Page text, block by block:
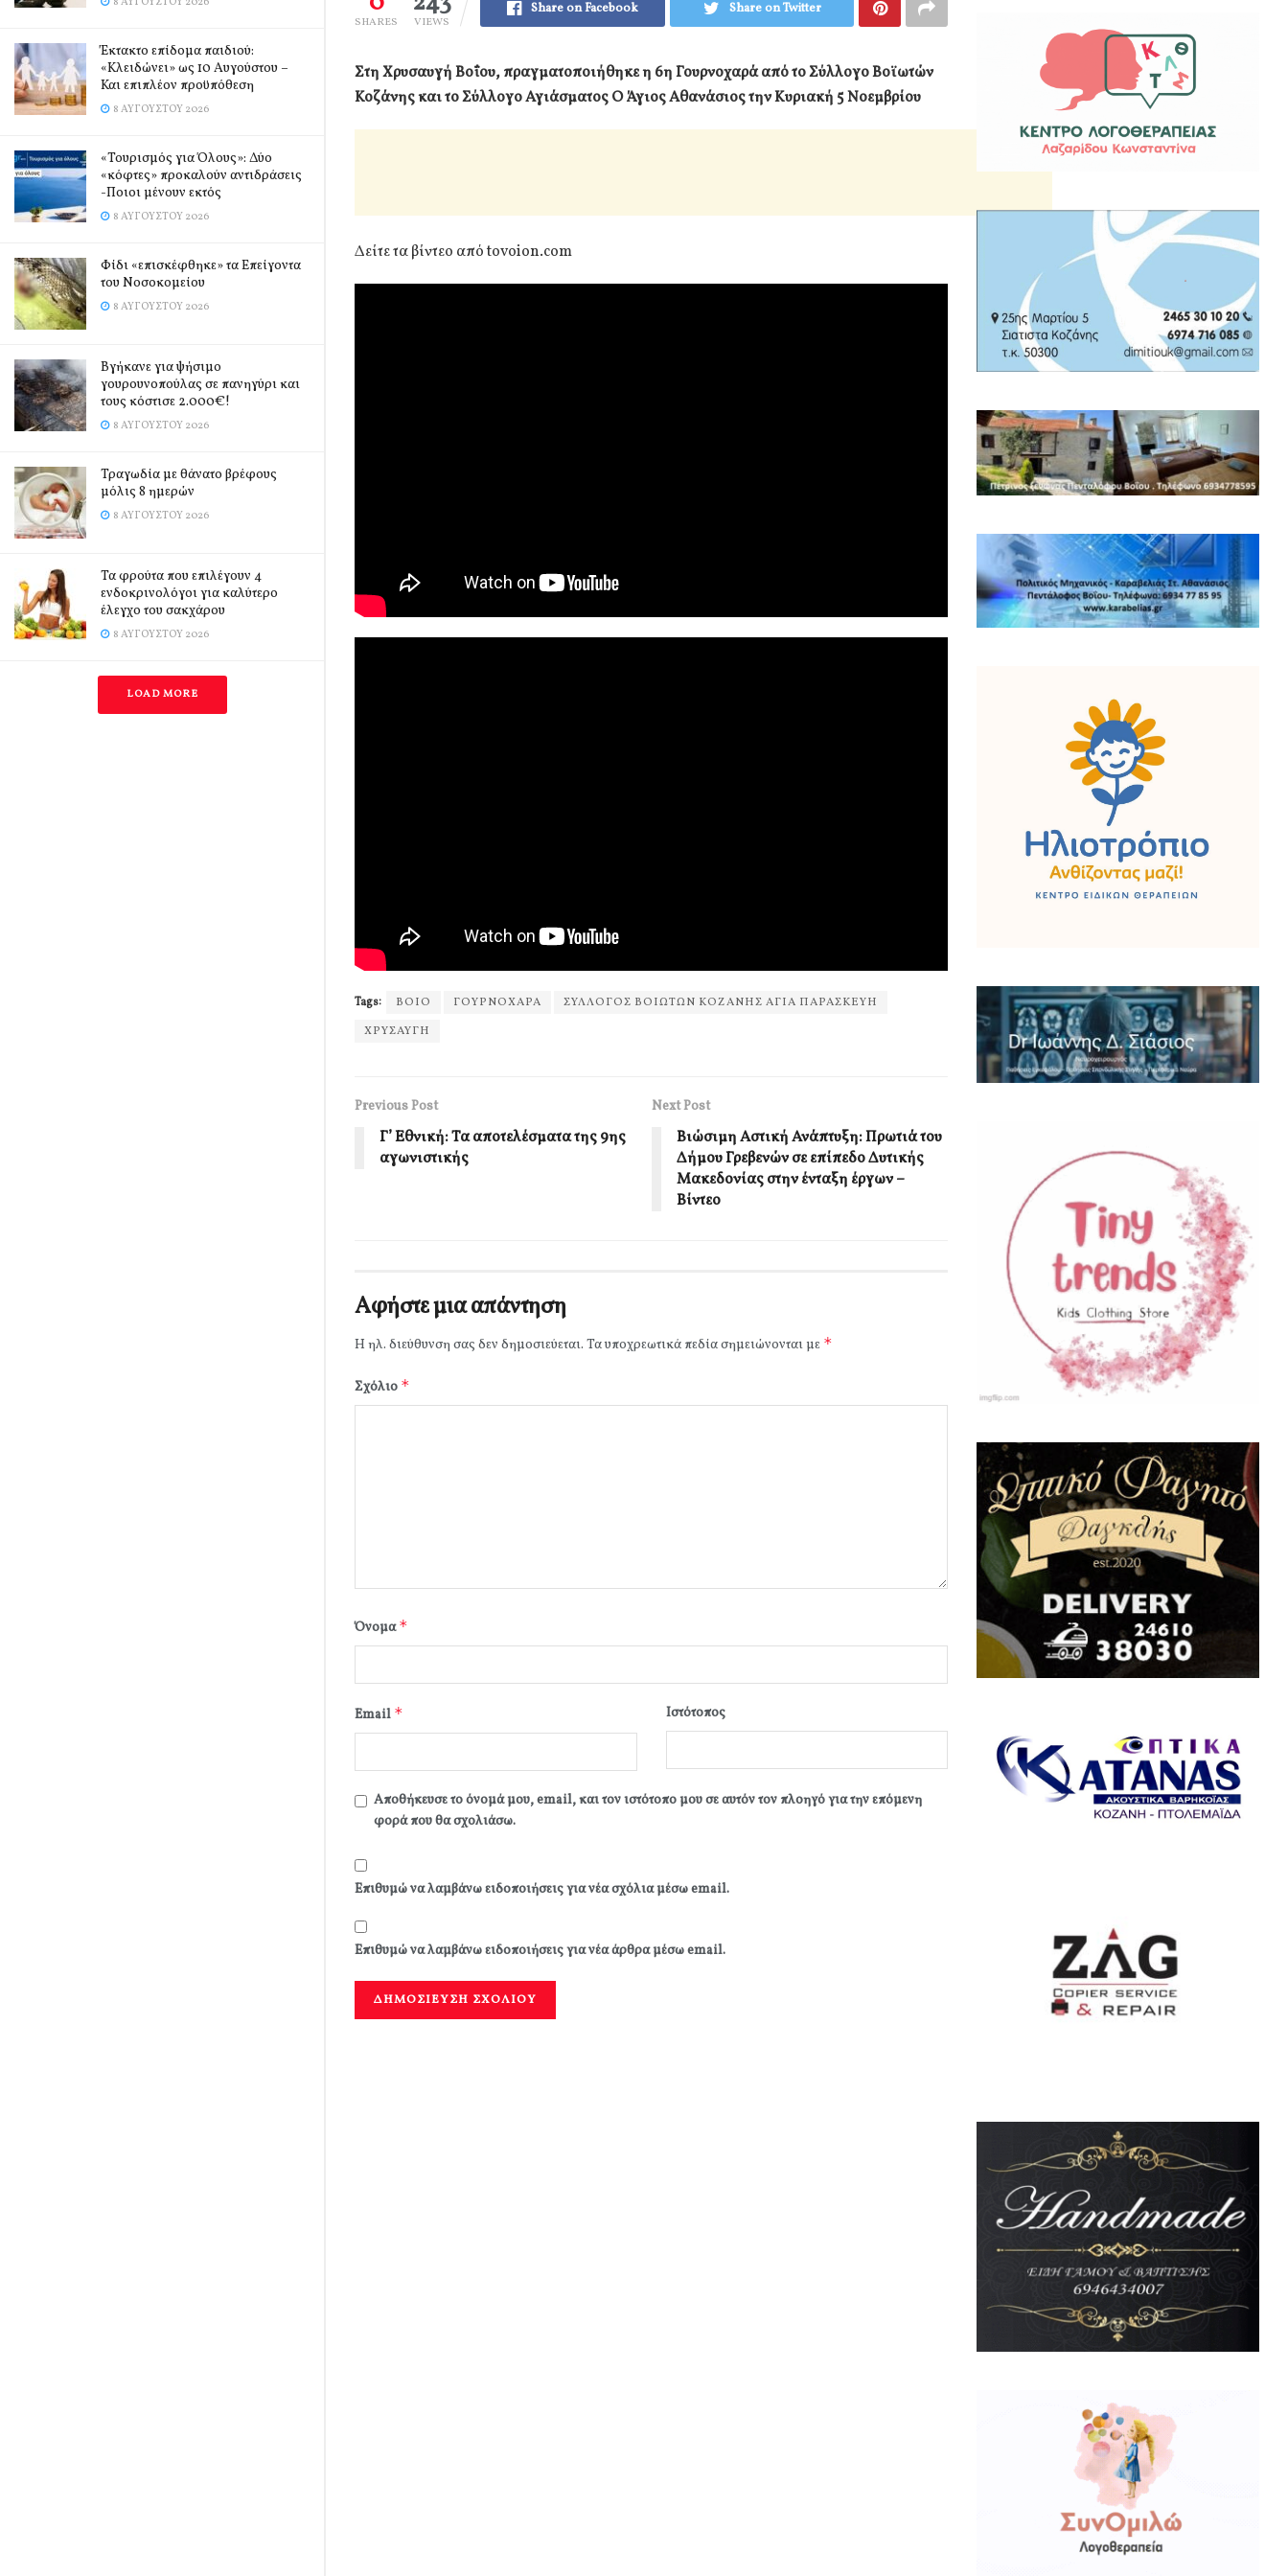
Έκτακτο επίδομα παιδιού:
«Κλειδώνει» ως 10 Αυγούστου –
Και επιπλέον προϋπόθεση
8 ΑΥΓΟΎΣΤΟΥ 2026
«Τουρισμός για Όλους»: Δύο
«κόφτες» προκαλούν αντιδράσεις
-Ποιοι μένουν εκτός
8 ΑΥΓΟΎΣΤΟΥ 2026
Φίδι «επισκέφθηκε» τα Επείγοντα
του Νοσοκομείου
8 ΑΥΓΟΎΣΤΟΥ 2026
Βγήκανε για ψήσιμο
γουρουνοπούλας σε πανηγύρι και
τους κόστισε 2.000€!
8 ΑΥΓΟΎΣΤΟΥ 2026
Τραγωδία με θάνατο βρέφους
μόλις 8 ημερών
8 ΑΥΓΟΎΣΤΟΥ 2026
Τα φρούτα που επιλέγουν 4
ενδοκρινολόγοι για καλύτερο
έλεγχο του σακχάρου
8 ΑΥΓΟΎΣΤΟΥ 2026
LOAD MORE
SHARES VIEWS
Share on Facebook Share on Twitter
Στη Χρυσαυγή Βοΐου, πραγματοποιήθηκε η 6η Γουρνοχαρά από το Σύλλογο Βοϊωτών
Κοζάνης και το Σύλλογο Αγιάσματος Ο Άγιος Αθανάσιος την Κυριακή 5 Νοεμβρίου
Δείτε τα βίντεο από tovoion.com
Tags: ΒΟΙΟ ΓΟΥΡΝΟΧΑΡΑ
ΣΥΛΛΟΓΟΣ ΒΟΙΩΤΩΝ ΚΟΖΑΝΗΣ ΑΓΙΑ ΠΑΡΑΣΚΕΥΗ
ΧΡΥΣΑΥΓΗ
Previous Post
Γ’ Εθνική: Τα αποτελέσματα της 9ης
αγωνιστικής
Next Post
Βιώσιμη Αστική Ανάπτυξη: Πρωτιά του
Δήμου Γρεβενών σε επίπεδο Δυτικής
Μακεδονίας στην ένταξη έργων –
Βίντεο
Αφήστε μια απάντηση
Η ηλ. διεύθυνση σας δεν δημοσιεύεται. Τα υποχρεωτικά πεδία σημειώνονται με *
Σχόλιο *
Όνομα*
Email * Ιστότοπος
Αποθήκευσε το όνομά μου, email, και τον ιστότοπο μου σε αυτόν τον πλοηγό για την επόμενη
φορά που θα σχολιάσω.
Επιθυμώ να λαμβάνω ειδοποιήσεις για νέα σχόλια μέσω email.
Επιθυμώ να λαμβάνω ειδοποιήσεις για νέα άρθρα μέσω email.